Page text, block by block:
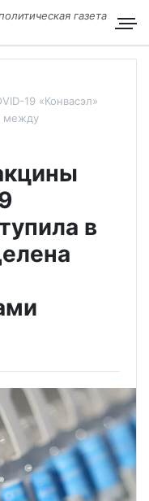
газета
19 «Конвасэл»
между
в